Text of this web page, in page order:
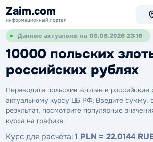
Zaim.com
информационный портал
Данные актуальны на 08.08.2026 23:16
10000 польских
российских рублях
Переводите польские злотые в российские
актуальному курсу ЦБ РФ. Введите сумму,
результат, посмотрите популярные
курса на графике.
Курс для расчёта: 1 PLN = 22.0144